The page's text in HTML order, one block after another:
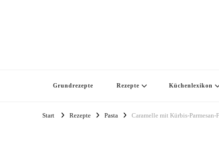
Grundrezepte Rezepte Küchenlexikon
Start Rezepte Pasta Caramelle mit Kürbis-